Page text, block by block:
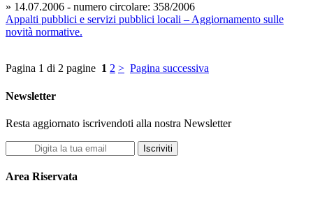
» 14.07.2006 - numero circolare: 358/2006
Appalti pubblici e servizi pubblici locali – Aggiornamento sulle
novità normative.
Pagina 1 di 2 pagine 1 2 > Pagina successiva
Newsletter
Resta aggiornato iscrivendoti alla nostra Newsletter
Iscriviti
Area Riservata